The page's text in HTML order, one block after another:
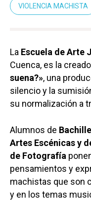
VIOLENCIA MACHISTA
La Escuela de Arte
Cuenca, es la
suena?», una
silencio y la
su normalización a
Alumnos de
Artes Escénicas y
de Fotografía
pensamientos y
machistas que son
y en los temas